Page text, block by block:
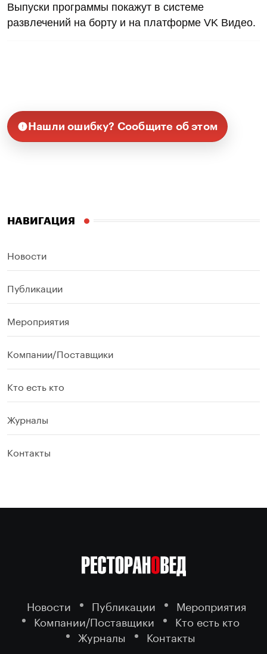
Выпуски программы покажут в системе
развлечений на борту и на платформе VK Видео.
Нашли ошибку? Сообщите об этом
НАВИГАЦИЯ
Новости
Публикации
Мероприятия
Компании/Поставщики
Кто есть кто
Журналы
Контакты
Новости Публикации
Мероприятия
Компании/Поставщики
Кто есть кто
Журналы
Контакты